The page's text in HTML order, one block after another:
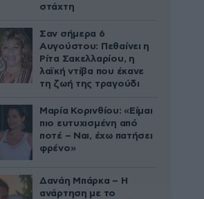
στάχτη
Σαν σήμερα 6
Αυγούστου: Πεθαίνει η
Ρίτα Σακελλαρίου, η
λαϊκή ντίβα που έκανε
τη ζωή της τραγούδι
Μαρία Κορινθίου: «Είμαι
πιο ευτυχισμένη από
ποτέ – Ναι, έχω πατήσει
φρένο»
Δανάη Μπάρκα – Η
ανάρτηση με το